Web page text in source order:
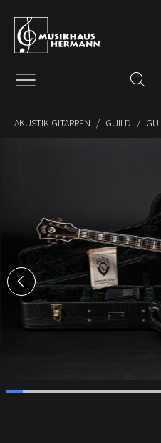
Zum Hauptinhalt springen
AKUSTIK GITARREN GUILD